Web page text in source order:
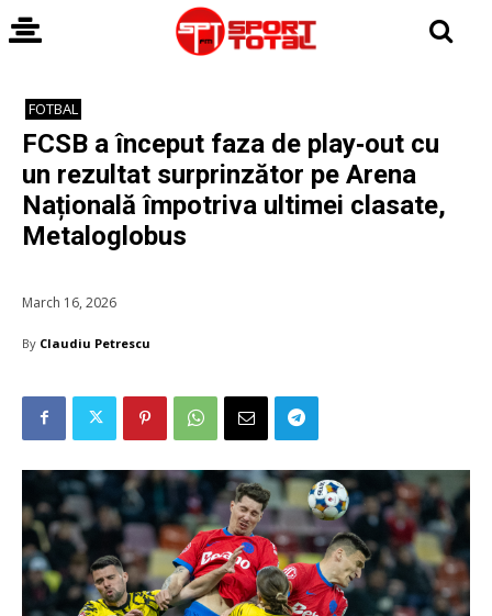
FOTBAL
FCSB a început faza de play‑out cu
un rezultat surprinzător pe Arena
Națională împotriva ultimei clasate,
Metaloglobus
March 16, 2026
By Claudiu Petrescu